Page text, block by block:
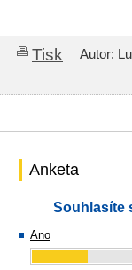
Tisk
Autor:
Anketa
Souhlasíte
Ano